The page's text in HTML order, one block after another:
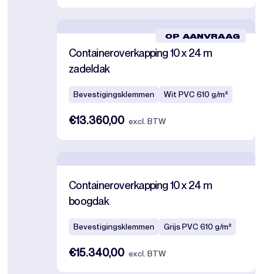
OP AANVRAAG
Containeroverkapping 10 x 24 m
zadeldak
Bevestigingsklemmen Wit PVC 610 g/m²
€13.360,00 excl. BTW
Containeroverkapping 10 x 24 m
boogdak
Bevestigingsklemmen Grijs PVC 610 g/m²
€15.340,00 excl. BTW